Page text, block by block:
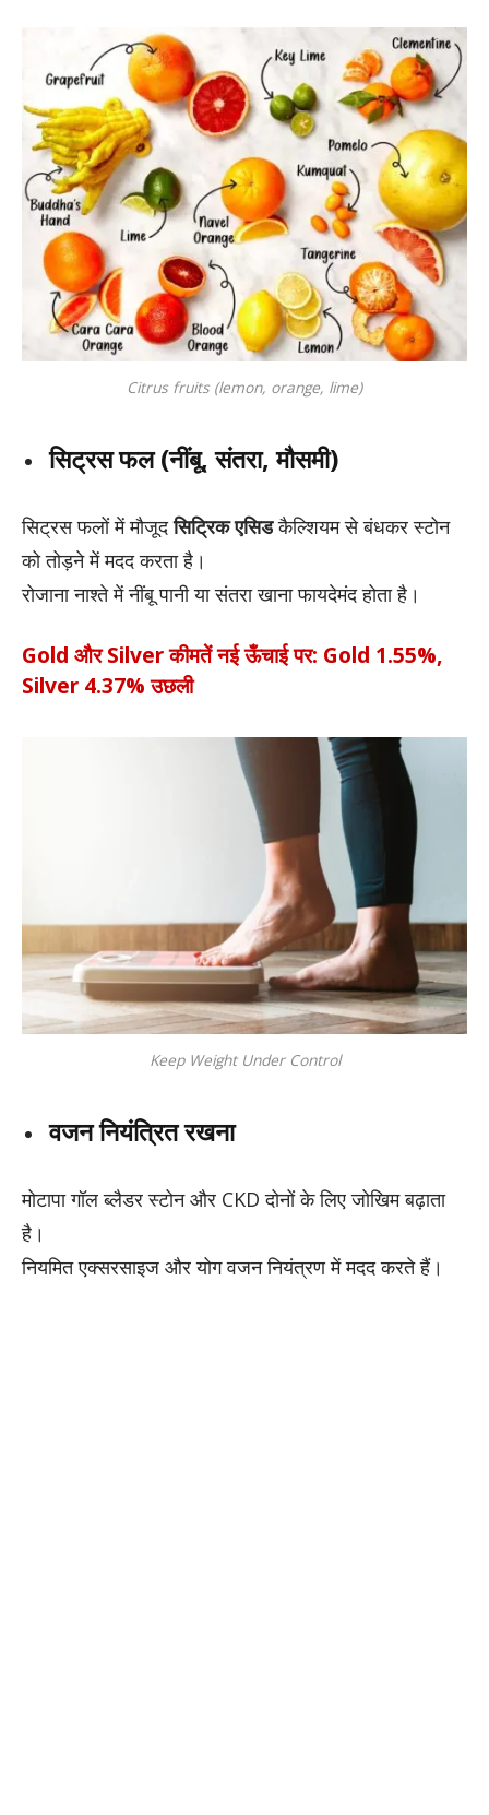
Citrus fruits (lemon, orange, lime)
सिट्रस फल (नींबू, संतरा, मौसमी)
सिट्रस फलों में मौजूदसिट्रिक एसिडकैल्शियम से बंधकर स्टोन
को तोड़ने में मदद करता है।
रोजाना नाश्ते में नींबू पानी या संतरा खाना फायदेमंद होता है।
Gold और Silver कीमतें नई ऊँचाई पर: Gold 1.55%,
Silver 4.37% उछली
Keep Weight Under Control
वजन नियंत्रित रखना
मोटापा गॉल ब्लैडर स्टोन और CKD दोनों के लिए जोखिम बढ़ाता
है।
नियमित एक्सरसाइज और योग वजन नियंत्रण में मदद करते हैं।